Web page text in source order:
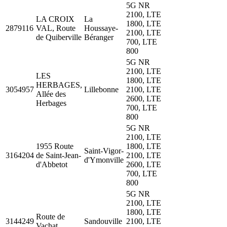
2879116
LA CROIX
VAL, Route
de Quiberville
La
Houssaye-
Béranger
5G NR
2100, LTE
1800, LTE
2100, LTE
700, LTE
800
3054957
LES
HERBAGES,
Allée des
Herbages
Lillebonne
5G NR
2100, LTE
1800, LTE
2100, LTE
2600, LTE
700, LTE
800
3164204
1955 Route
de Saint-Jean-
d'Abbetot
Saint-Vigor-
d'Ymonville
5G NR
2100, LTE
1800, LTE
2100, LTE
2600, LTE
700, LTE
800
3144249
Route de
Sandouville
5G NR
2100, LTE
1800, LTE
2100, LTE